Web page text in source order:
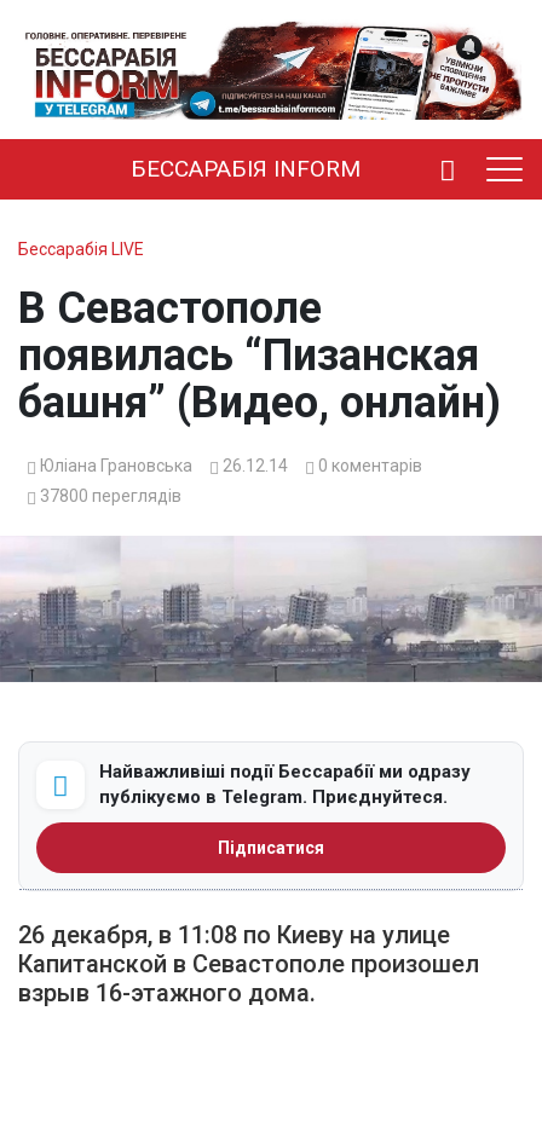
БЕССАРАБІЯ INFORM
Бессарабія LIVE
В Севастополе
появилась “Пизанская
башня” (Видео, онлайн)
Юліана Грановська 26.12.14 0 коментарів
37800 переглядів
Найважливіші події Бессарабії ми одразу
публікуємо в Telegram. Приєднуйтеся.
Підписатися
26 декабря, в 11:08 по Киеву на улице
Капитанской в Севастополе произошел
взрыв 16-этажного дома.